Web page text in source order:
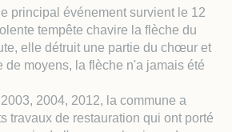
principal événement survient le 12
tempête chavire la flèche du
elle détruit une partie du chœur et
de moyens, la flèche n'a jamais été
2004, 2012, la commune a
travaux de restauration qui ont porté